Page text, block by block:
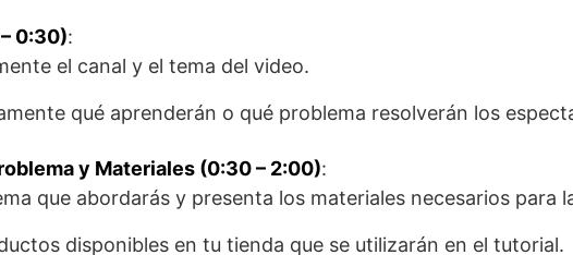
0:30):
el canal y el tema del video.
qué aprenderán o qué problema resolverán los
y Materiales (0:30 – 2:00):
que abordarás y presenta los materiales necesarios para
disponibles en tu tienda que se utilizarán en el tutorial.